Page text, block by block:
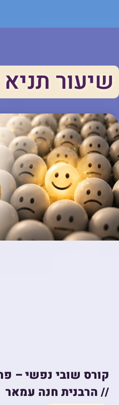
שיעור
קורס שובי נפשי –
// הרבנית חנה עמאר